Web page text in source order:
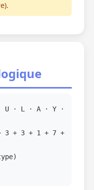
U · L · A · Y ·
3 + 3 + 1 + 7 +